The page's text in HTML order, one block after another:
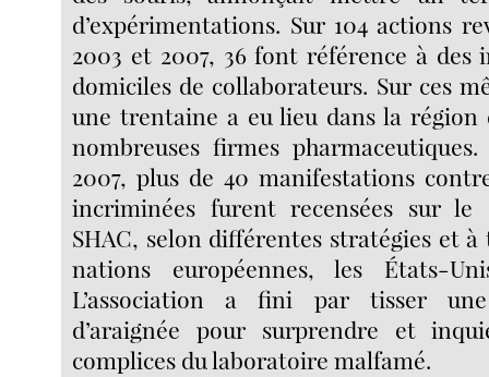
d’expérimentations. Sur 104 actions
2003 et 2007, 36 font référence à des
domiciles de collaborateurs. Sur ces
une trentaine a eu lieu dans la région
nombreuses firmes
2007, plus de 40 manifestations
incriminées furent recensées sur
SHAC, selon différentes stratégies et
nations européennes, les États-
L’association a fini par tisser
d’araignée pour surprendre et
complices du laboratoire malfamé.